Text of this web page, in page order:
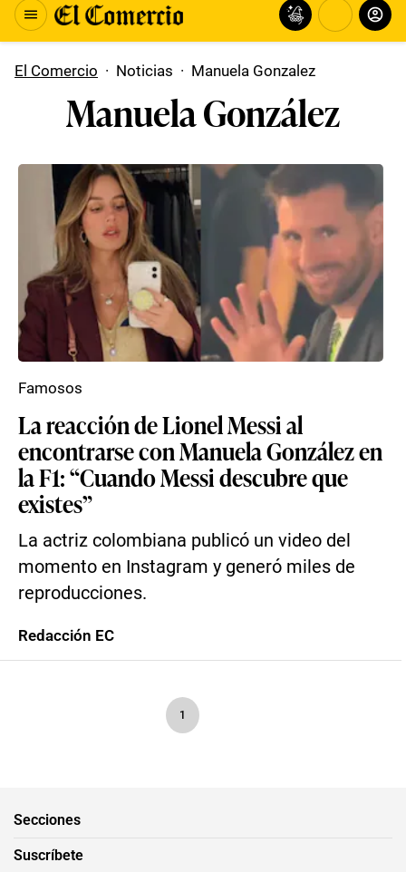
El Comercio · Noticias · Manuela Gonzalez
Manuela González
La reacción de Lionel Messi al
encontrarse con Manuela González en
la F1: “Cuando Messi descubre que
existes”
La actriz colombiana publicó un video del
momento en Instagram y generó miles de
reproducciones.
Famosos
Redacción EC
1
Secciones
Suscríbete